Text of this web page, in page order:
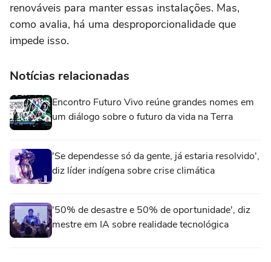
renováveis para manter essas instalações. Mas,
como avalia, há uma desproporcionalidade que
impede isso.
Notícias relacionadas
Encontro Futuro Vivo reúne grandes nomes em
um diálogo sobre o futuro da vida na Terra
'Se dependesse só da gente, já estaria resolvido',
diz líder indígena sobre crise climática
'50% de desastre e 50% de oportunidade', diz
mestre em IA sobre realidade tecnológica